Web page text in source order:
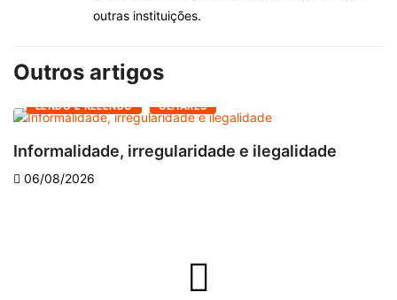
outras instituições.
Outros artigos
LENDO E RELENDO OLHARES
Informalidade, irregularidade e ilegalidade
06/08/2026